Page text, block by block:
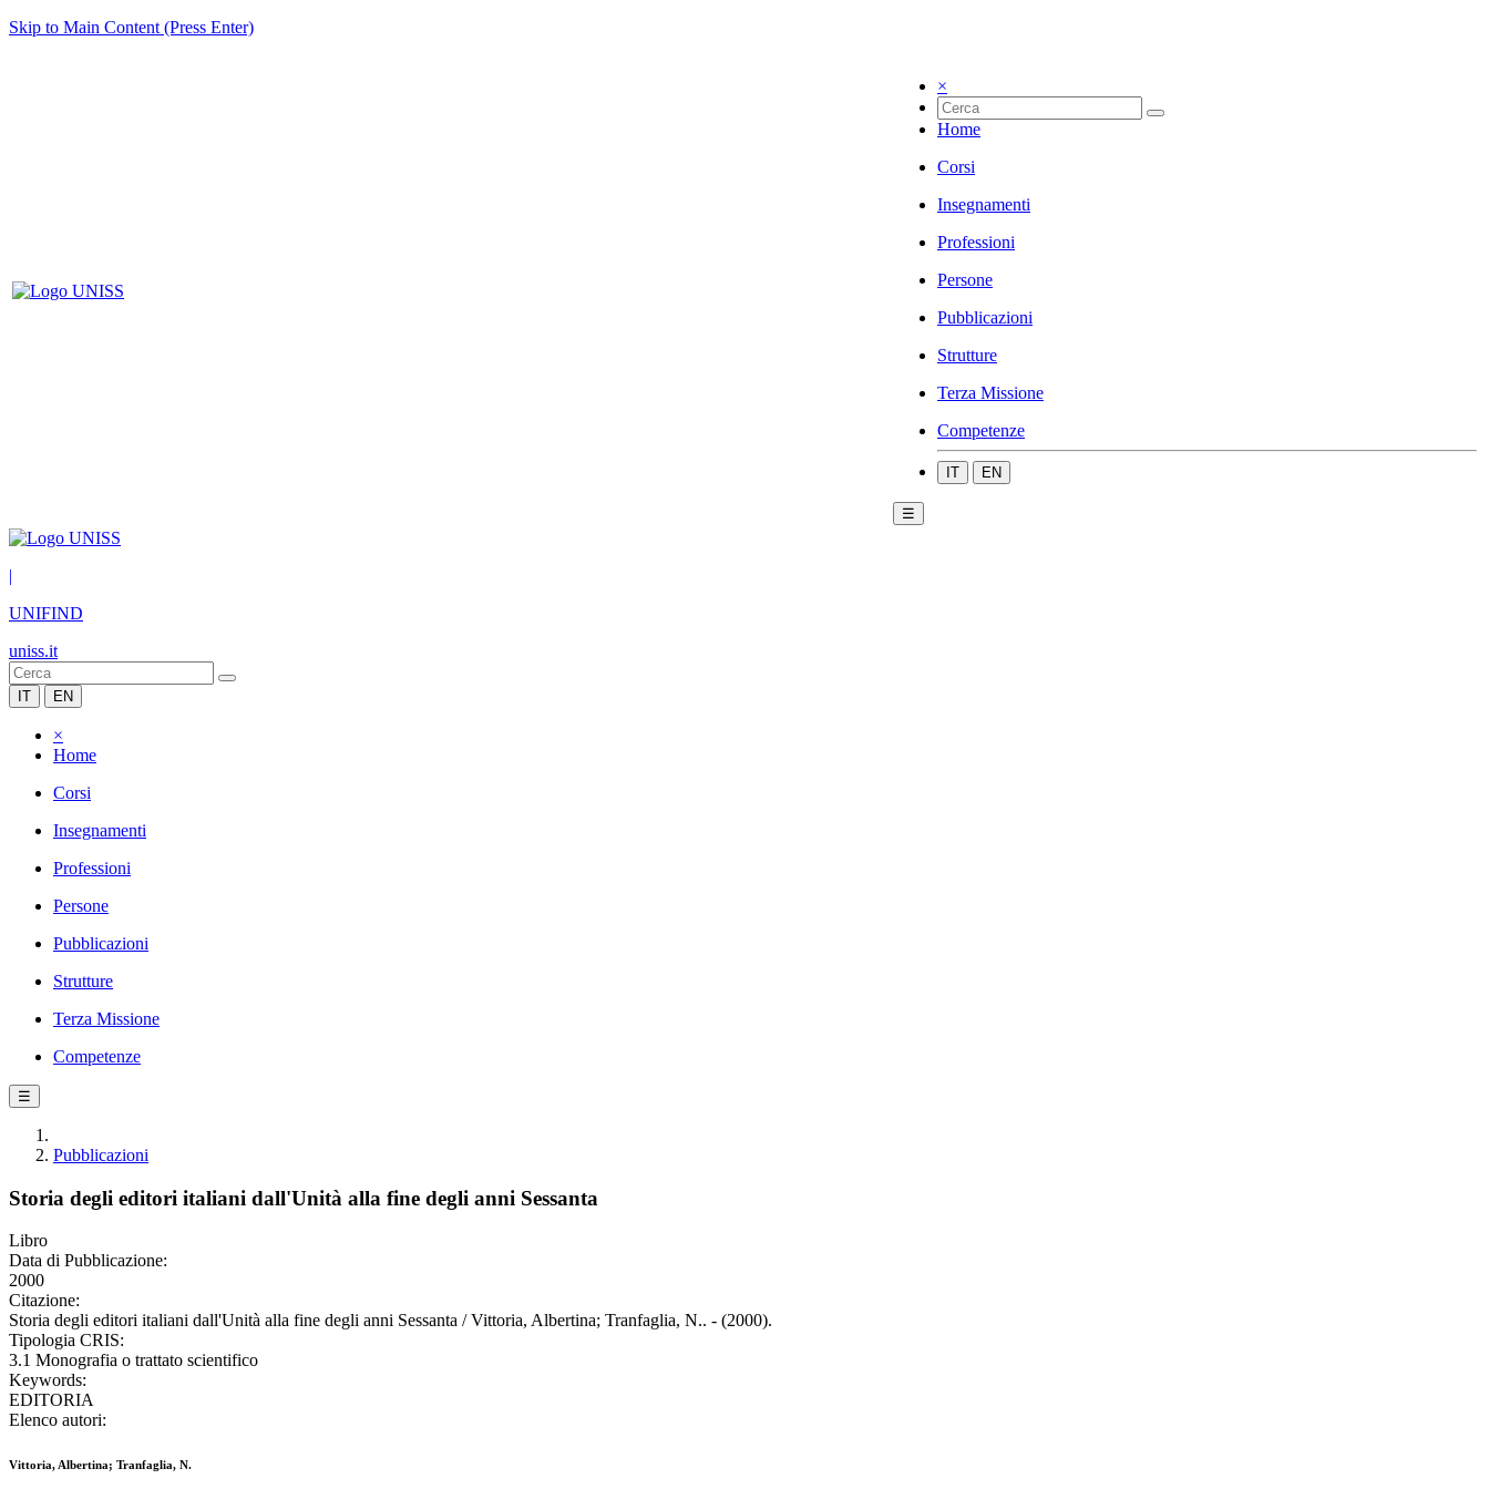
Skip to Main Content (Press Enter)
×
Home
Corsi
Insegnamenti
Professioni
Persone
Pubblicazioni
Strutture
Terza Missione
Competenze
IT EN
☰
|
UNIFIND
uniss.it
IT EN
×
Home
Corsi
Insegnamenti
Professioni
Persone
Pubblicazioni
Strutture
Terza Missione
Competenze
☰
Pubblicazioni
Storia degli editori italiani dall'Unità alla fine degli anni Sessanta
Libro
Data di Pubblicazione:
2000
Citazione:
Storia degli editori italiani dall'Unità alla fine degli anni Sessanta / Vittoria, Albertina; Tranfaglia, N.. - (2000).
Tipologia CRIS:
3.1 Monografia o trattato scientifico
Keywords:
EDITORIA
Elenco autori:
Vittoria, Albertina; Tranfaglia, N.